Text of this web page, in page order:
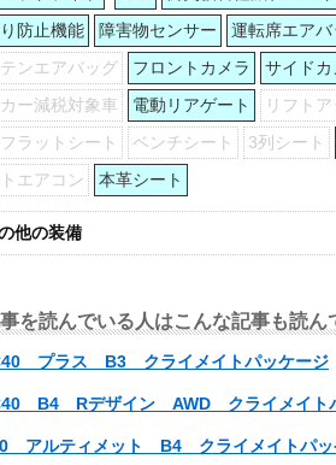
防止機能
障害物センサー 運転席エアバ
ンエアバッグ
フロントカメラ サイドカ
ー減税対象車
電動リアゲート リフト
ラットシート
ベンチシート 3列シート
エアコン
本革シート
他の装備
を読んでいる人はこんな記事も読ん
プラス B3 クライメイトパッケージ
B4 Rデザイン AWD クライメイト
アルティメット B4 クライメイトパッ